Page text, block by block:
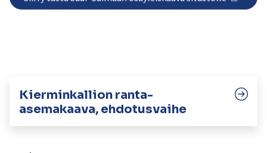
kosketus-
Kierminkallion ranta-
asemakaava, ehdotusvaihe